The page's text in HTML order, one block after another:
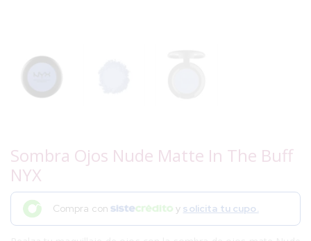
Sombra Ojos Nude Matte In The Buff
NYX
Compra con y solicita tu cupo.